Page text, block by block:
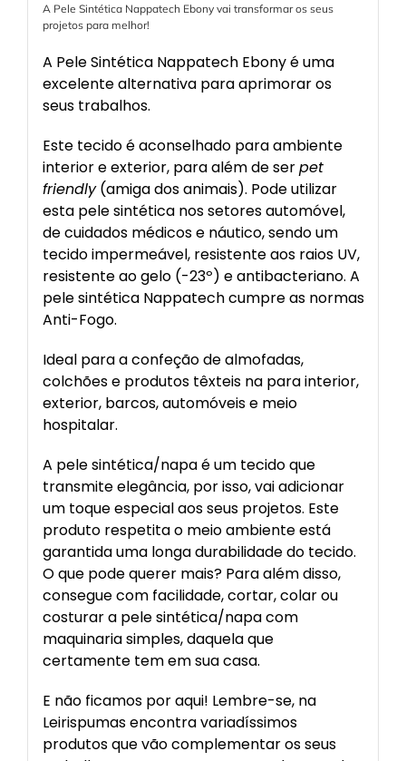
A Pele Sintética Nappatech Ebony vai transformar os seus
projetos para melhor!
A Pele Sintética Nappatech Ebony é uma
excelente alternativa para aprimorar os
seus trabalhos.
Este tecido é aconselhado para ambiente
interior e exterior, para além de serpet
friendly(amiga dos animais). Pode utilizar
esta pele sintética nos setores automóvel,
de cuidados médicos e náutico, sendo um
tecido impermeável, resistente aos raios UV,
resistente ao gelo (-23º) e antibacteriano. A
pele sintética Nappatech cumpre as normas
Anti-Fogo.
Ideal para a confeção de almofadas,
colchões e produtos têxteis na para interior,
exterior, barcos, automóveis e meio
hospitalar.
A pele sintética/napa é um tecido que
transmite elegância, por isso, vai adicionar
um toque especial aos seus projetos. Este
produto respetita o meio ambiente está
garantida uma longa durabilidade do tecido.
O que pode querer mais? Para além disso,
consegue com facilidade, cortar, colar ou
costurar a pele sintética/napa com
maquinaria simples, daquela que
certamente tem em sua casa.
E não ficamos por aqui! Lembre-se, na
Leirispumas encontra variadíssimos
produtos que vão complementar os seus